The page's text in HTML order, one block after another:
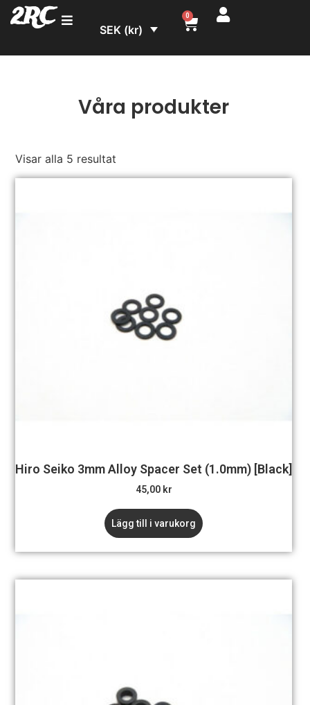
2RC SEK (kr)
0
Våra produkter
Visar alla 5 resultat
Hiro Seiko 3mm Alloy Spacer Set (1.0mm) [Black]
45,00 kr
Lägg till i varukorg